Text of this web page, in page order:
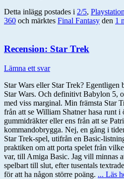
Detta inlägg postades i 2/5,
360 och märktes Final Fantasy den 1
Recension: Star Trek
Lämna ett svar
Star Wars eller Star Trek?
Star Wars. Och definitivt Babylon 5,
med viss marginal. Min främsta Star
från att se William Shatner hasa runt i
gummidräkter eller ens från att se
kommandobrygga. Nej, en gång i
Star Trek-spel, utifrån en Basic-
praktiken om att porta spelet från
var, till Amiga Basic. Jag vill minnas
spelbart till slut, efter tusentals
för att ha någon större poäng. ... Läs